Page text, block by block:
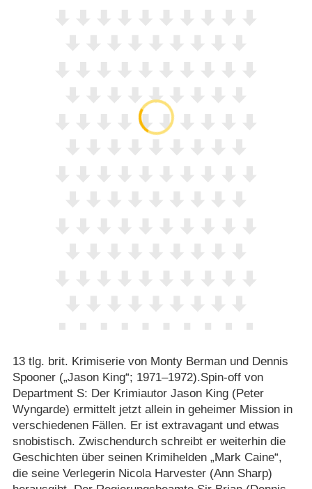
13 tlg. brit. Krimiserie von Monty Berman und Dennis
Spooner („Jason King“; 1971⁠–⁠1972).Spin-off von
Department S: Der Krimiautor Jason King (Peter
Wyngarde) ermittelt jetzt allein in geheimer Mission in
verschiedenen Fällen. Er ist extravagant und etwas
snobistisch. Zwischendurch schreibt er weiterhin die
Geschichten über seinen Krimihelden „Mark Caine“,
die seine Verlegerin Nicola Harvester (Ann Sharp)